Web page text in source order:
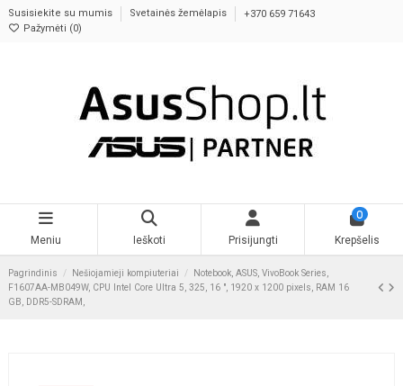
Susisiekite su mumis Svetainės žemėlapis
+370 659 71643
Pažymėti (0)
Meniu Ieškoti Prisijungti
0
Krepšelis
Pagrindinis Nešiojamieji kompiuteriai
Notebook, ASUS, VivoBook Series,
F1607AA-MB049W, CPU Intel Core Ultra 5, 325, 16 ", 1920 x 1200 pixels, RAM 16
GB, DDR5-SDRAM,